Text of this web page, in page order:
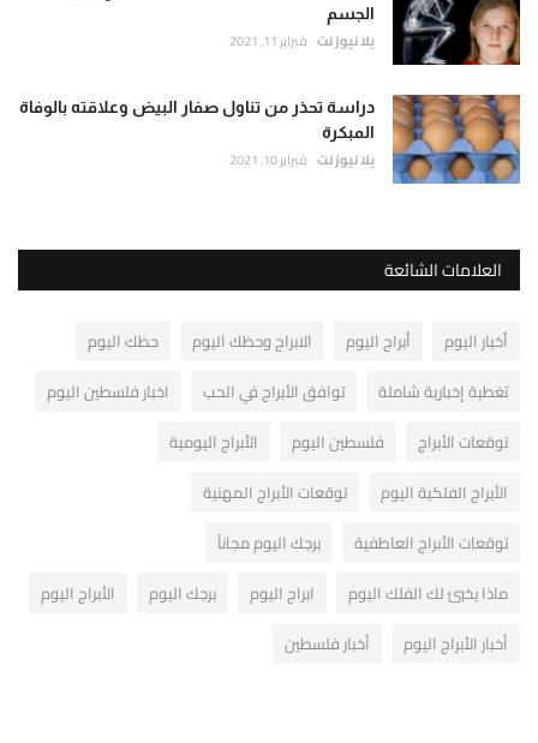
الجسم
يلا نيوز نت فبراير 11, 2021
دراسة تحذر من تناول صفار البيض وعلاقته بالوفاة
المبكرة
يلا نيوز نت فبراير 10, 2021
العلامات الشائعة
أخبار اليوم أبراج اليوم الابراج وحظك اليوم
حظك اليوم
تغطية إخبارية شاملة
توافق الأبراج في الحب
اخبار فلسطين اليوم
توقعات الأبراج
فلسطين اليوم
الأبراج اليومية
الأبراج الفلكية اليوم
توقعات الأبراج المهنية
توقعات الأبراج العاطفية
برجك اليوم مجاناً
ماذا يخبئ لك الفلك اليوم
ابراج اليوم برجك اليوم
الأبراج اليوم
أخبار الأبراج اليوم
أخبار فلسطين